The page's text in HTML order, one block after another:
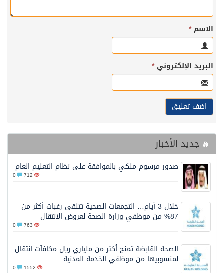
الاسم*
البريد الإلكتروني*
جديد الأخبار
صدور مرسوم ملكي بالموافقة على نظام التعليم العام
712
خلال 3 أيام… التجمعات الصحية تتلقى رغبات أكثر من
87% من موظفي وزارة الصحة لعروض الانتقال
763
الصحة القابضة تمنح أكثر من ملياري ريال مكافآت انتقال
لمنسوبيها من موظفي الخدمة المدنية
1552